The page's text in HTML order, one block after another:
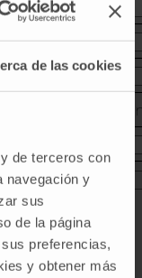
de las cookies
de terceros con
navegación y
sus
de la página
preferencias,
y obtener más